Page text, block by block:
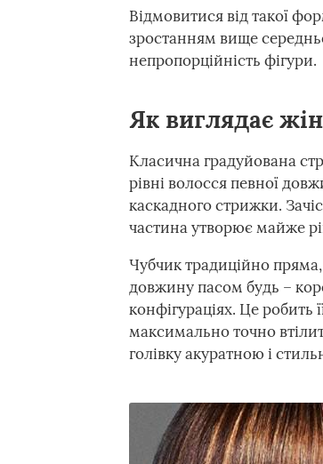
Відмовитися від такої
зростанням вище
непропорційність фігури.
Як виглядає
Класична градуйована
рівні волосся певної
каскадного стрижки.
частина утворює майже
Чубчик традиційно
довжину пасом будь –
конфігураціях. Це
максимально точно
голівку акуратною і